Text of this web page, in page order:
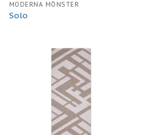
MODERNA MÖNSTER
Solo